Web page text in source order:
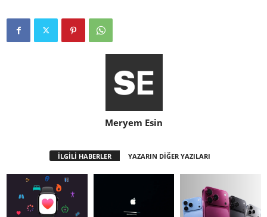
Meryem Esin
İLGİLİ HABERLER YAZARIN DİĞER YAZILARI